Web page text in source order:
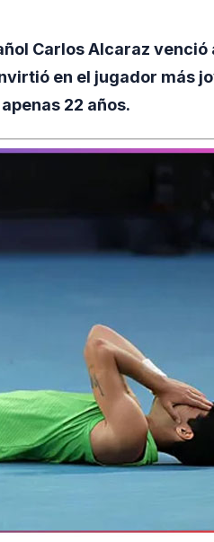
Carlos Alcaraz
en el jugador más
22 años.